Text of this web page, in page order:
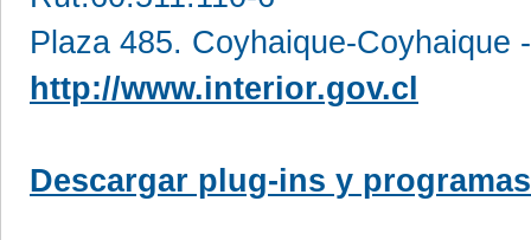
Plaza 485. Coyhaique-Coyhaique
http://www.interior.gov.cl
Descargar plug-ins y